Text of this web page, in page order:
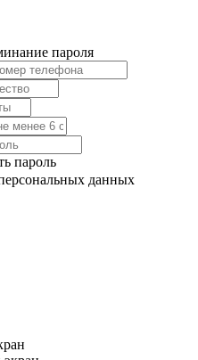
пароля
пароль
данных